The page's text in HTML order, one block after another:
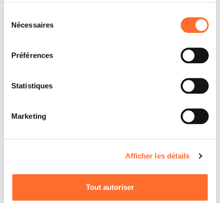
Nécessaires
Préférences
Statistiques
Marketing
Afficher les détails
Tout autoriser